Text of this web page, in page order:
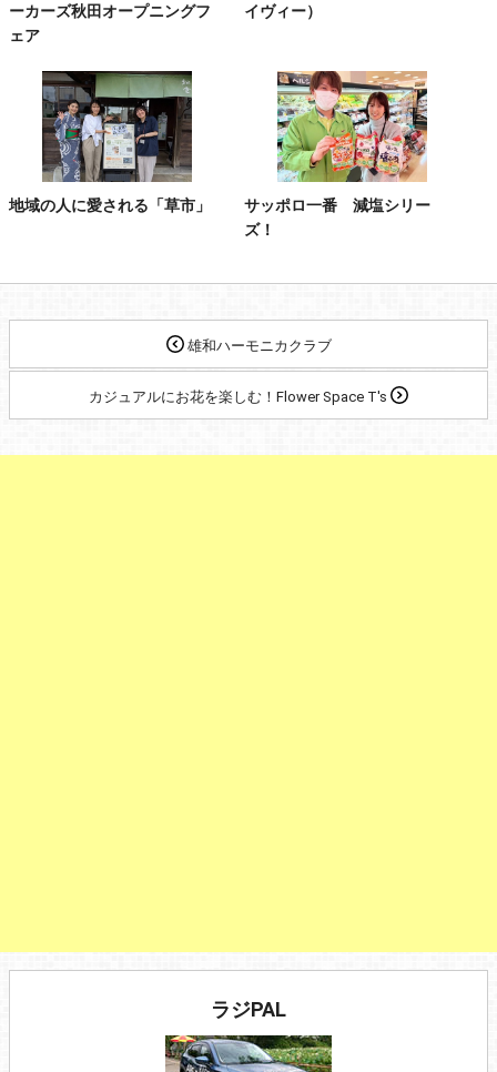
ーカーズ秋田オープニングフ
ェア
イヴィー）
地域の人に愛される「草市」
サッポロ一番 減塩シリー
ズ！
雄和ハーモニカクラブ
カジュアルにお花を楽しむ！Flower Space T's
ラジPAL